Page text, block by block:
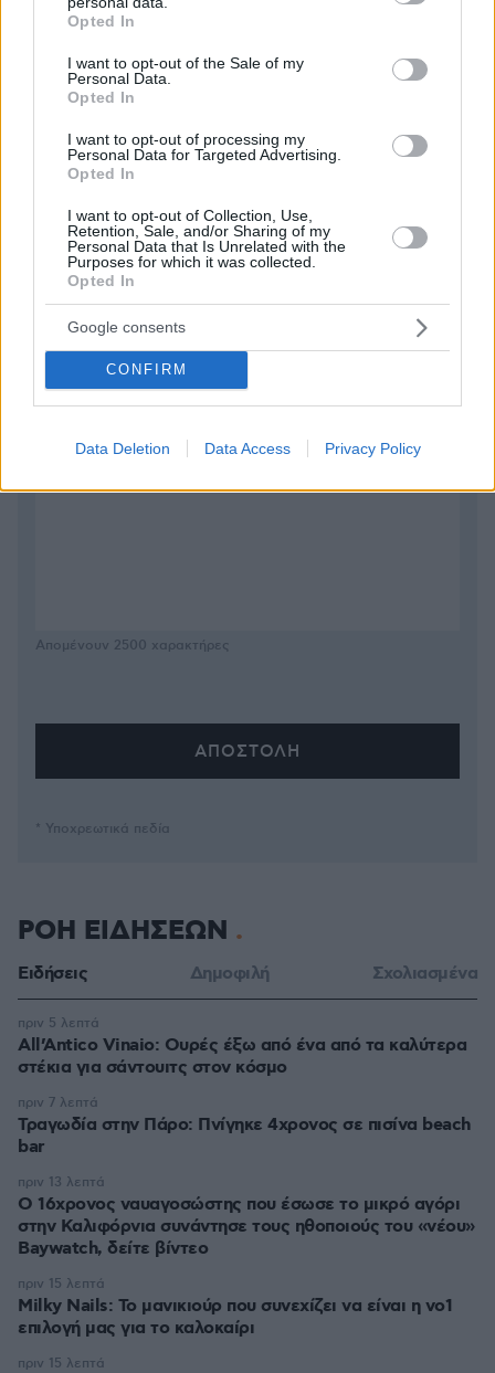
grant or deny consent to Google and its third-party tags to
use your data for below specified purposes in below Google
consent section.
Opted In
I want to opt-out of the Sale of my
Personal Data.
Opted In
I want to opt-out of processing my
Personal Data for Targeted Advertising.
Opted In
I want to opt-out of Collection, Use,
Retention, Sale, and/or Sharing of my
Personal Data that Is Unrelated with the
Purposes for which it was collected.
Opted In
Google consents
CONFIRM
Data Deletion Data Access Privacy Policy
ΣΧΟΛΙΑ
ΠΡΟΣΘΗΚΗ ΣΧΟΛΙΟΥ
ΠΡΟΣΘΗΚΗ ΣΧΟΛΙΟΥ
ΌΝΟΜΑ *
EMAIL
Απομένουν 2500 χαρακτήρες
* Υποχρεωτικά πεδία
ΡΟΗ ΕΙΔΗΣΕΩΝ
Ειδήσεις Δημοφιλή Σχολιασμένα
All’Antico Vinaio: Ουρές έξω από ένα από τα καλύτερα
στέκια για σάντουιτς στον κόσμο
πριν 5 λεπτά
Τραγωδία στην Πάρο: Πνίγηκε 4χρονος σε πισίνα beach
bar
πριν 7 λεπτά
Ο 16χρονος ναυαγοσώστης που έσωσε το μικρό αγόρι
στην Καλιφόρνια συνάντησε τους ηθοποιούς του «νέου»
Baywatch, δείτε βίντεο
πριν 13 λεπτά
Milky Nails: Το μανικιούρ που συνεχίζει να είναι η νο1
επιλογή μας για το καλοκαίρι
πριν 15 λεπτά
πριν 15 λεπτά